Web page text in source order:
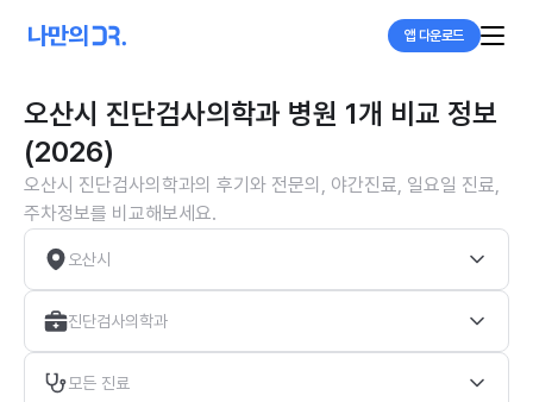
앱 다운로드
오산시 진단검사의학과 병원 1개 비교 정보
(2026)
오산시 진단검사의학과의 후기와 전문의, 야간진료, 일요일 진료,
주차정보를 비교해보세요.
오산시
진단검사의학과
모든 진료